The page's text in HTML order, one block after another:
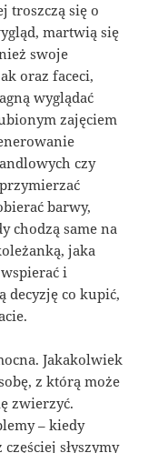
troszczą się o
martwią się
swoje
oraz faceci,
wyglądać
zajęciem
czy
barwy,
chodzą same na
jaka
i
decyzję co kupić,
Jakakolwiek
z którą może
zwierzyć.
– kiedy
słyszymy